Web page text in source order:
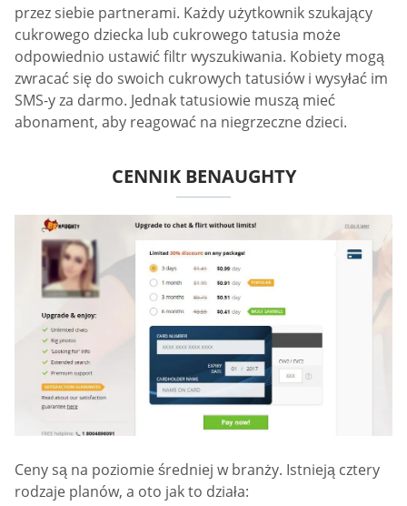
przez siebie partnerami. Każdy użytkownik szukający
cukrowego dziecka lub cukrowego tatusia może
odpowiednio ustawić filtr wyszukiwania. Kobiety mogą
zwracać się do swoich cukrowych tatusiów i wysyłać im
SMS-y za darmo. Jednak tatusiowie muszą mieć
abonament, aby reagować na niegrzeczne dzieci.
CENNIK BENAUGHTY
Ceny są na poziomie średniej w branży. Istnieją cztery
rodzaje planów, a oto jak to działa: